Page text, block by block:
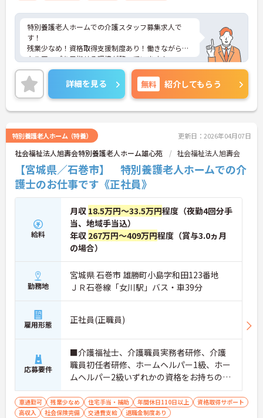
特別養護老人ホームでの介護スタッフ募集求人で
す！
残業少なめ！資格取得支援制度あり！働きながらス
キルアップを目指せる環境が整っています！
ご興味ある方には、面接のポイントなど、さらに詳
細をお話致しますのでお気軽にご相談ください。
詳細を見る 無料 紹介してもらう
特別養護老人ホーム（特養） 更新日：2026年04月07日
社会福祉法人旭壽会特別養護老人ホーム雄心苑 社会福祉法人旭壽会
【宮城県／石巻市】 特別養護老人ホームでの介
護士のお仕事です《正社員》
給料
月収 18.5万円～33.5万円程度（夜勤4回分手
当、地域手当込）
年収 267万円～409万円程度（賞与3.0ヵ月
の場合）
勤務地
宮城県 石巻市 雄勝町小島字和田123番地
ＪＲ石巻線「女川駅」バス・車39分
雇用形態 正社員(正職員)
応募要件
■介護福祉士、介護職員実務者研修、介護
職員初任者研修、ホームヘルパー1級、ホー
ムヘルパー2級いずれかの資格をお持ちの方
※介護福祉士尚可 ■普通自動車運転免許（A
T限定可）
車通勤可 残業少なめ 住宅手当・補助 年間休日110日以上
資格取得サポート
高収入
社会保険完備 交通費支給 退職金制度あり